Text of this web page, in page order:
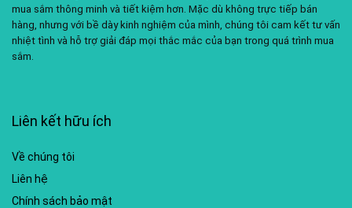
mua sắm thông minh và tiết kiệm hơn. Mặc dù không trực tiếp bán
hàng, nhưng với bề dày kinh nghiệm của mình, chúng tôi cam kết tư vấn
nhiệt tình và hỗ trợ giải đáp mọi thắc mắc của bạn trong quá trình mua
sắm.
Liên kết hữu ích
Về chúng tôi
Liên hệ
Chính sách bảo mật